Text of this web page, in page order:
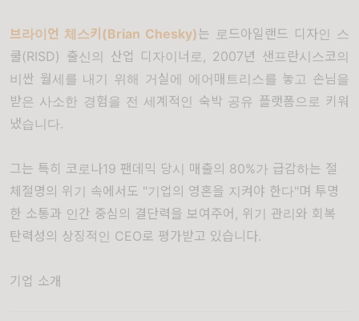
브라이언 체스키(Brian Chesky)는 로드아일랜드 디자인 스
쿨(RISD) 출신의 산업 디자이너로, 2007년 샌프란시스코의
비싼 월세를 내기 위해 거실에 에어매트리스를 놓고 손님을
받은 사소한 경험을 전 세계적인 숙박 공유 플랫폼으로 키워
냈습니다.
그는 특히 코로나19 팬데믹 당시 매출의 80%가 급감하는 절
체절명의 위기 속에서도 "기업의 영혼을 지켜야 한다"며 투명
한 소통과 인간 중심의 결단력을 보여주어, 위기 관리와 회복
탄력성의 상징적인 CEO로 평가받고 있습니다.
기업 소개